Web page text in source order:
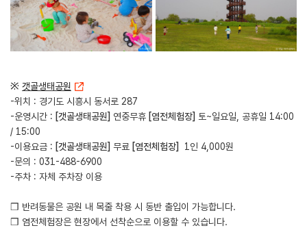
※ 갯골생태공원
-위치 : 경기도 시흥시 동서로 287
-운영시간 : [갯골생태공원] 연중무휴 [염전체험장] 토~일요일, 공휴일 14:00
/ 15:00
-이용요금 : [갯골생태공원] 무료 [염전체험장]
1인 4,000원
-문의 : 031-488-6900
-주차 : 자체 주차장 이용
❒ 반려동물은 공원 내 목줄 착용 시 동반 출입이 가능합니다.
❒ 염전체험장은 현장에서 선착순으로 이용할 수 있습니다.